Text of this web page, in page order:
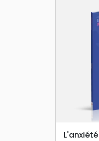
search
L'anxiété